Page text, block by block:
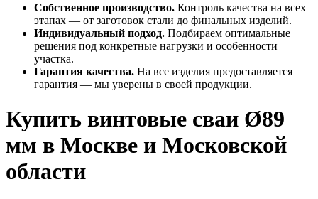
Собственное производство. Контроль качества на всех
этапах — от заготовок стали до финальных изделий.
Индивидуальный подход. Подбираем оптимальные
решения под конкретные нагрузки и особенности
участка.
Гарантия качества. На все изделия предоставляется
гарантия — мы уверены в своей продукции.
Купить винтовые сваи Ø89
мм в Москве и Московской
области